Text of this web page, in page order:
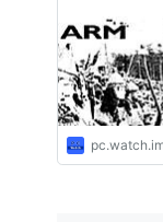
「PowerPC